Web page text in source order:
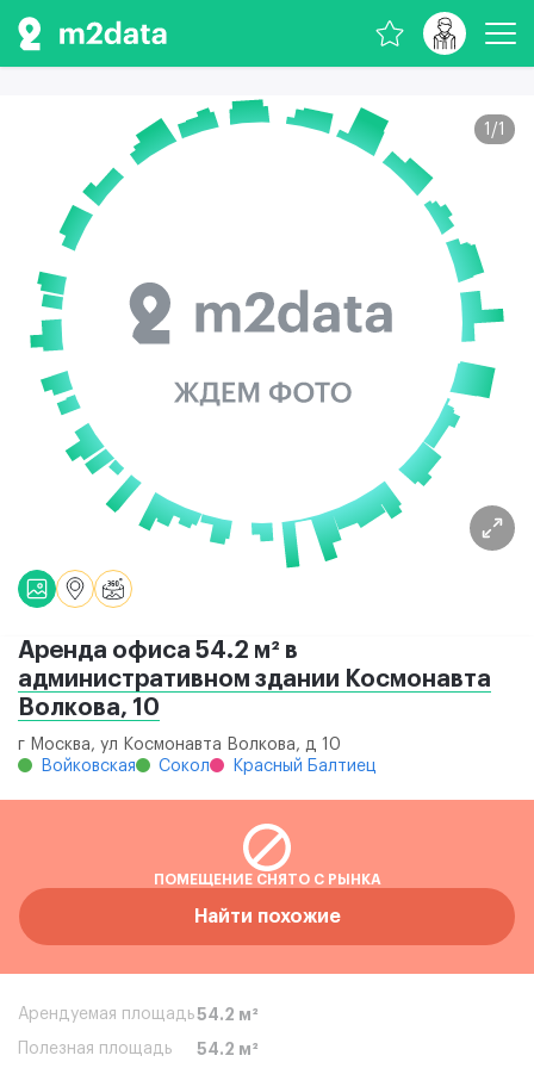
1 /1
Аренда офиса 54.2 м² в
административном здании Космонавта
Волкова, 10
г Москва, ул Космонавта Волкова, д 10
Войковская
Сокол Красный Балтиец
ПОМЕЩЕНИЕ СНЯТО С РЫНКА
Найти похожие
Арендуемая площадь54.2 м²
Полезная площадь 54.2 м²